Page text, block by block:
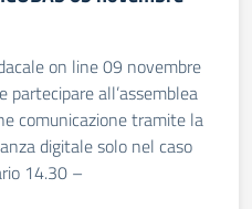
on line 09 novembre
all’assemblea
comunicazione tramite la
digitale solo nel caso
14.30 –